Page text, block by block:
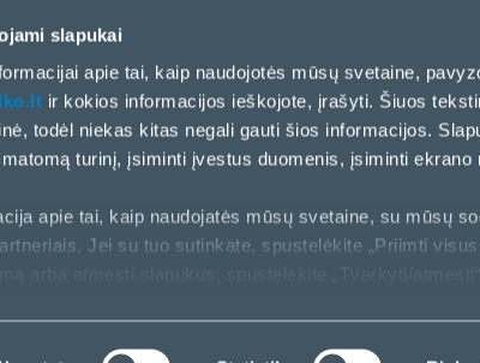
slapukai
apie tai, kaip naudojotės mūsų svetaine,
ir kokios informacijos ieškojote, įrašyti. Šiuos
todėl niekas kitas negali gauti šios informacijos.
turinį, įsiminti įvestus duomenis, įsiminti ekrano
apie tai, kaip naudojatės mūsų svetaine, su mūsų
Jei su tuo sutinkate, spustelėkite „Priimti